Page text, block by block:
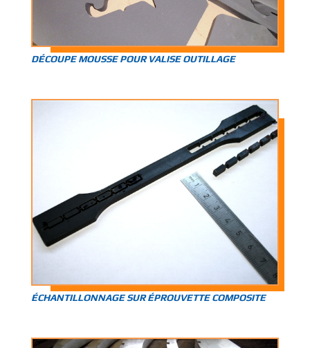
DÉCOUPE MOUSSE POUR VALISE OUTILLAGE
ÉCHANTILLONNAGE SUR ÉPROUVETTE COMPOSITE